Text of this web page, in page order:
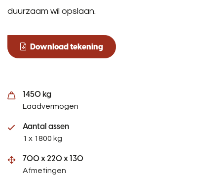
duurzaam wil opslaan.
Download tekening
1450 kg
Laadvermogen
Aantal assen
1 x 1800 kg
700 x 220 x 130
Afmetingen